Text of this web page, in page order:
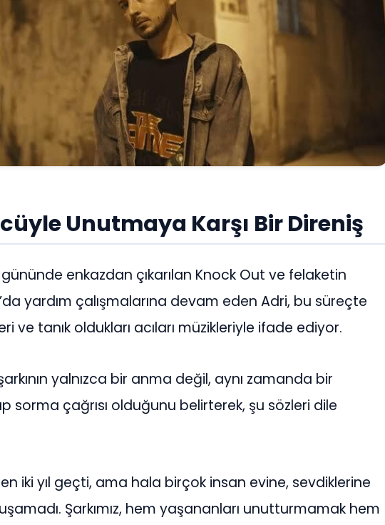
Unutmaya Karşı Bir Direniş
enkazdan çıkarılan Knock Out ve felaketin
yardım çalışmalarına devam eden Adri, bu süreçte
ve tanık oldukları acıları müzikleriyle ifade ediyor.
yalnızca bir anma değil, aynı zamanda bir
sorma çağrısı olduğunu belirterek, şu sözleri dile
iki yıl geçti, ama hala birçok insan evine, sevdiklerine
Şarkımız, hem yaşananları unutturmamak hem